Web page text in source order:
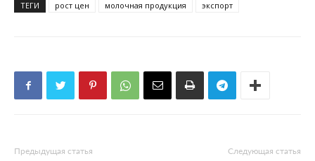
ТЕГИ
рост цен молочная продукция экспорт
Предыдущая статья Следующая статья